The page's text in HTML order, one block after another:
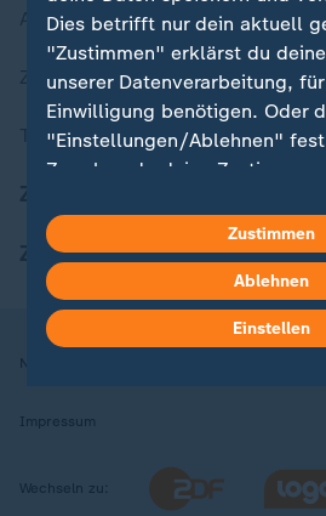
Aktuelle Sendungs-Videos
ZDFheute Stories
Themen im Überblick
ZDFheute Apps
Nutzungsbedingungen
Impressum
Wechseln zu:
Dies betrifft nur dein aktuell
"Zustimmen" erklärst du
unserer Datenverarbeitung,
Einwilligung benötigen. Oder
"Einstellungen/Ablehnen"
Zwecken du deine
kannst du jederzeit mit
in deinen Einstellungen
Hier findest du das
Weitere Informationen findest
Zustimmen
Ablehnen
Einstellen